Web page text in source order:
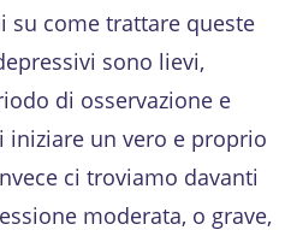
su come trattare queste
sono lievi,
di osservazione e
un vero e proprio
ci troviamo davanti
moderata, o grave,